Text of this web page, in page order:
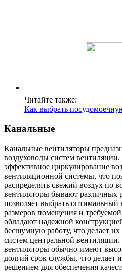
Читайте также:
Как выбрать
Канальные
Канальные вентиляторы
воздуховоды систем
эффективное циркулирование
вентиляционной системы, что
распределять свежий воздух
вентиляторы бывают различных
позволяет выбрать оптимальный
размеров помещения и
обладают надежной
бесшумную работу, что делает
систем центральной
вентиляторы обычно имеют
долгий срок службы, что
решением для обеспечения